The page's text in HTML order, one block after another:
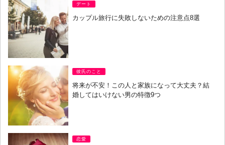
デート
カップル旅行に失敗しないための注意点8選
彼氏のこと
将来が不安！この人と家族になって大丈夫？結
婚してはいけない男の特徴9つ
恋愛